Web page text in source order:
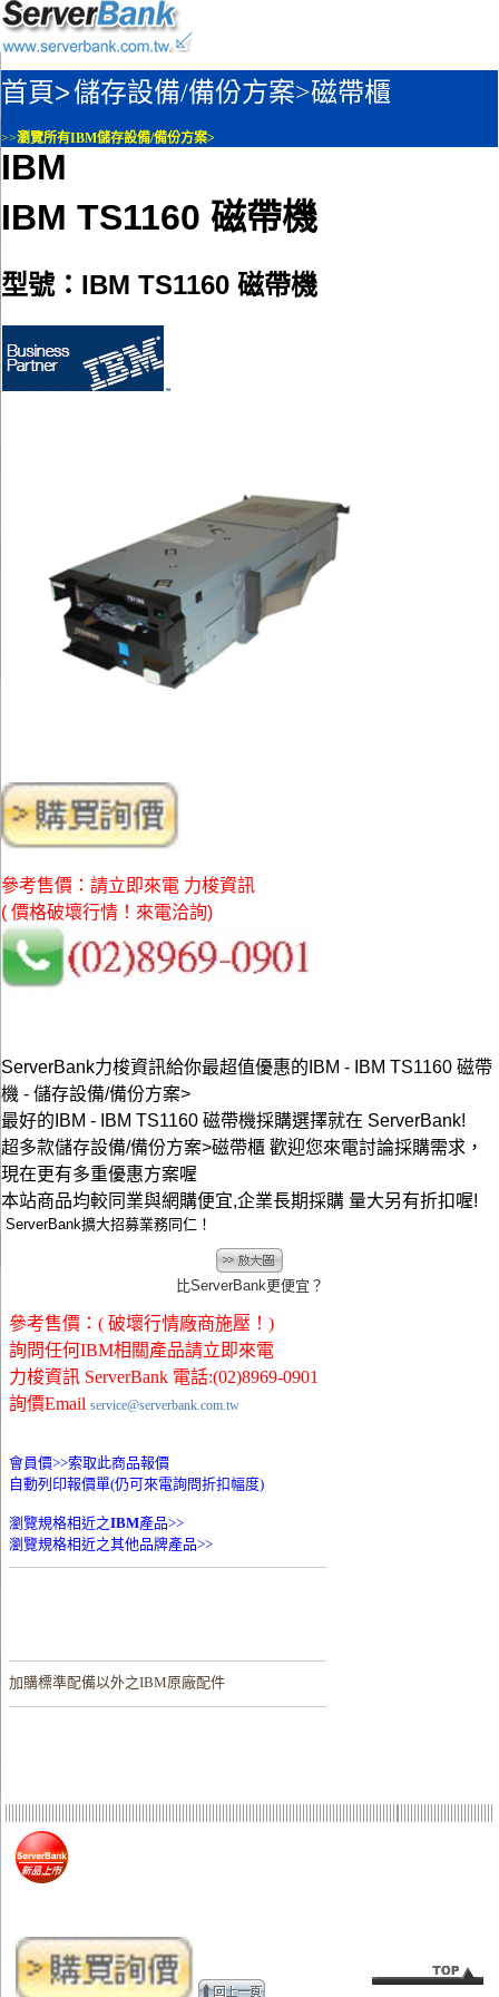
首頁>儲存設備/備份方案>磁帶櫃
>>瀏覽所有IBM儲存設備/備份方案>
IBM
IBM TS1160 磁帶機
型號：IBM TS1160 磁帶機
參考售價：請立即來電 力梭資訊
( 價格破壞行情！來電洽詢)
ServerBank力梭資訊給你最超值優惠的IBM - IBM TS1160 磁帶
機 - 儲存設備/備份方案>
最好的IBM - IBM TS1160 磁帶機採購選擇就在 ServerBank!
超多款儲存設備/備份方案>磁帶櫃 歡迎您來電討論採購需求，
現在更有多重優惠方案喔
本站商品均較同業與網購便宜,企業長期採購 量大另有折扣喔!
ServerBank擴大招募業務同仁！
比ServerBank更便宜？
參考售價：( 破壞行情廠商施壓！)
詢問任何IBM相關產品請立即來電
力梭資訊 ServerBank 電話:(02)8969-0901
詢價Email service@serverbank.com.tw
會員價>>索取此商品報價
自動列印報價單(仍可來電詢問折扣幅度)
瀏覽規格相近之IBM產品>>
瀏覽規格相近之其他品牌產品>>
加購標準配備以外之IBM原廠配件